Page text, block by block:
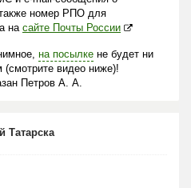
номер РПО для
на сайте Почты России
на посылке не будет ни
видео ниже)!
Петров А. А.
Татарска